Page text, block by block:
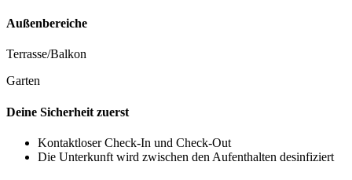
Außenbereiche
Terrasse/Balkon
Garten
Deine Sicherheit zuerst
Kontaktloser Check-In und Check-Out
Die Unterkunft wird zwischen den Aufenthalten desinfiziert